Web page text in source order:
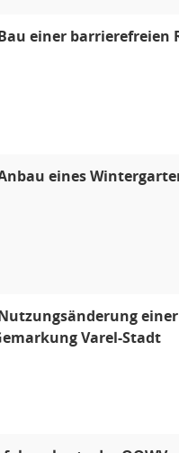
einer barrierefreien
eines
Varel-Stadt